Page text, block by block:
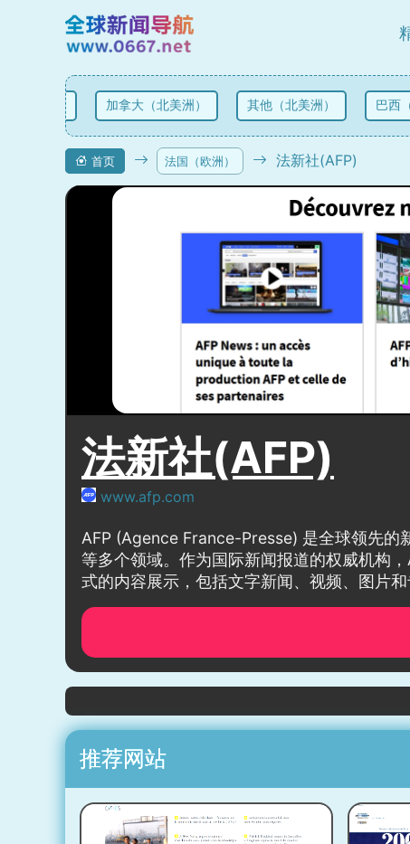
加拿大（北美洲） 其他（北美洲） 巴西
首页 法国（欧洲） 法新社(AFP)
法新社(AFP)
www.afp.com
AFP (Agence France-Presse) 是全球领先的
等多个领域。作为国际新闻报道的权威机构
式的内容展示，包括文字新闻、视频、图片
推荐网站